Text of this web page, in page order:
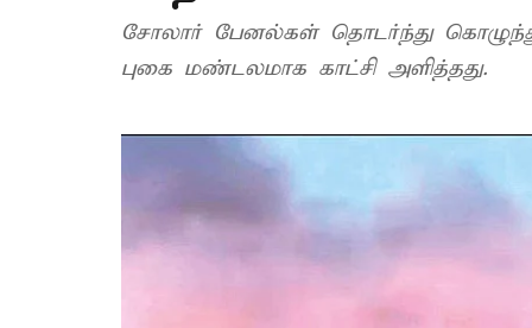
சோலார் பேனல்கள் தொடர்ந்து கொழுந்து
புகை மண்டலமாக காட்சி அளித்தது.